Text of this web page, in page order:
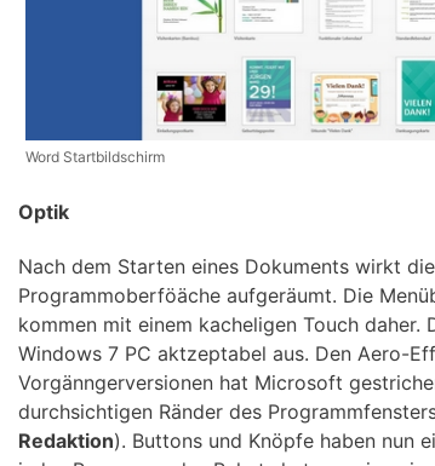
Word Startbildschirm
Optik
Nach dem Starten eines Dokuments wirkt
Programmoberföäche aufgeräumt. Die
kommen mit einem kacheligen Touch daher.
Windows 7 PC aktzeptabel aus. Den Aero-
Vorgänngerversionen hat Microsoft
durchsichtigen Ränder des
Redaktion). Buttons und Knöpfe haben nun